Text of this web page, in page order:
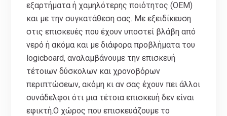
εξαρτήματα ή χαμηλότερης ποιότητος (ΟΕΜ)
και με την συγκατάθεση σας. Με εξειδίκευση
στις επισκευές που έχουν υποστεί βλάβη από
νερό ή ακόμα και με διάφορα προβλήματα του
logicboard, αναλαμβάνουμε την επισκευή
τέτοιων δύσκολων και χρονοβόρων
περιπτώσεων, ακόμη κι αν σας έχουν πει άλλοι
συνάδελφοι ότι μια τέτοια επισκευή δεν είναι
εφικτή.Ο χώρος που επισκευάζουμε το